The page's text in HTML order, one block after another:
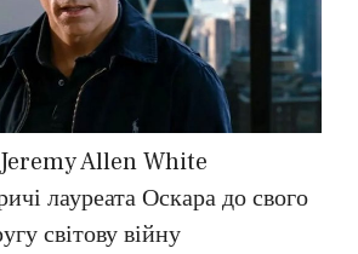
Allen White
лауреата Оскара до свого
світову війну